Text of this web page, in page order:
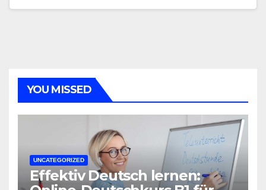
YOU MISSED
UNCATEGORIZED
Effektiv Deutsch lernen: